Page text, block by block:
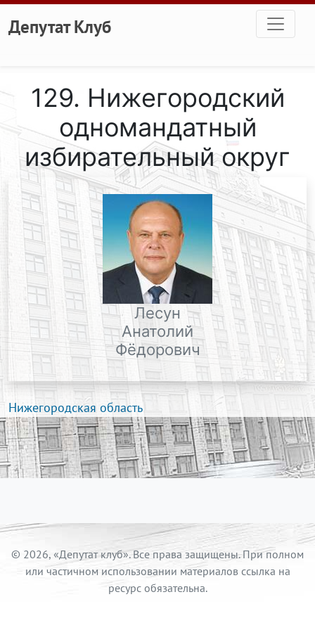
Перейти к основному содержанию
Депутат Клуб
129. Нижегородский
одномандатный
избирательный округ
Лесун
Анатолий
Фёдорович
Нижегородская область
© 2026, «Депутат клуб». Все права защищены. При полном
или частичном использовании материалов ссылка на
ресурс обязательна.